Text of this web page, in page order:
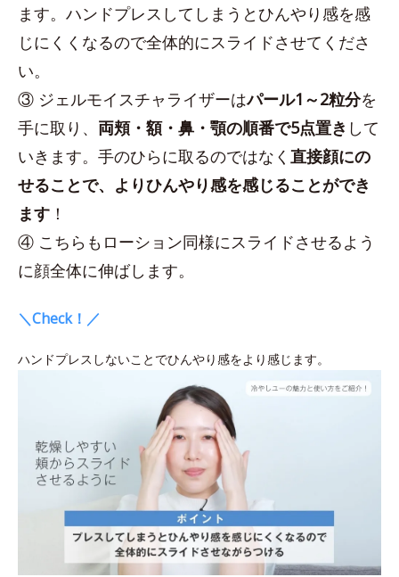
ます。ハンドプレスしてしまうとひんやり感を感
じにくくなるので全体的にスライドさせてくださ
い。
③ ジェルモイスチャライザーはパール1～2粒分を
手に取り、 両頬・額・鼻・顎の順番で5点置き して
いきます。手のひらに取るのではなく 直接顔にの
せることで、よりひんやり感を感じることができ
ます ！
④ こちらもローション同様にスライドさせるよう
に顔全体に伸ばします。
＼Check！／
ハンドプレスしないことでひんやり感をより感じます。